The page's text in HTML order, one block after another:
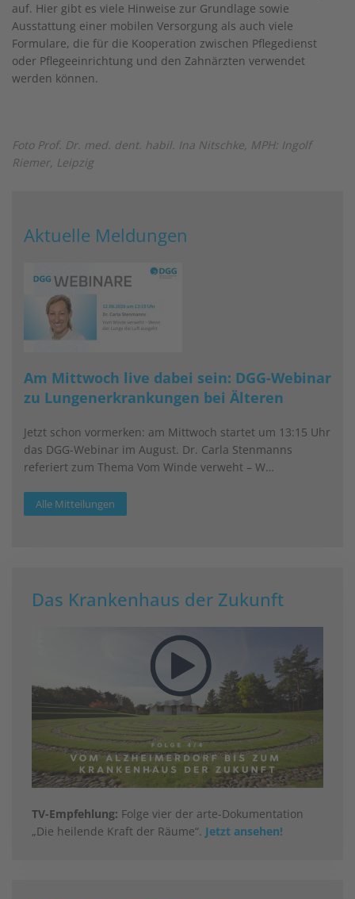
auf. Hier gibt es viele Hinweise zur Grundlage sowie
Ausstattung einer mobilen Versorgung als auch viele
Formulare, die für die Kooperation zwischen Pflegedienst
oder Pflegeeinrichtung und den Zahnärzten verwendet
werden können.
Foto Prof. Dr. med. dent. habil. Ina Nitschke, MPH: Ingolf
Riemer, Leipzig
Aktuelle Meldungen
Am Mittwoch live dabei sein: DGG-Webinar
zu Lungenerkrankungen bei Älteren
Jetzt schon vormerken: am Mittwoch startet um 13:15 Uhr
das DGG-Webinar im August. Dr. Carla Stenmanns
referiert zum Thema Vom Winde verweht – W…
Alle Mitteilungen
Das Krankenhaus der Zukunft
TV-Empfehlung: Folge vier der arte-Dokumentation
„Die heilende Kraft der Räume“. Jetzt ansehen!